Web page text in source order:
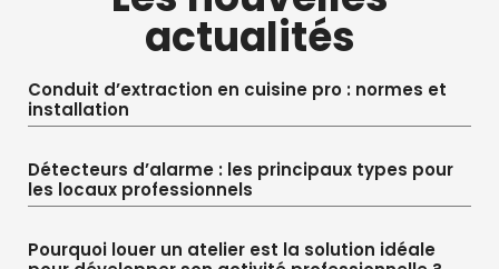
actualités
Conduit d’extraction en cuisine pro : normes et
installation
Détecteurs d’alarme : les principaux types pour
les locaux professionnels
Pourquoi louer un atelier est la solution idéale